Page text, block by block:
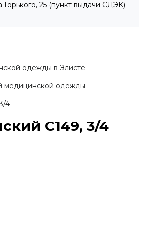
Горького, 25 (пункт выдачи СДЭК)
одежды в Элисте
медицинской одежды
4
C149, 3/4